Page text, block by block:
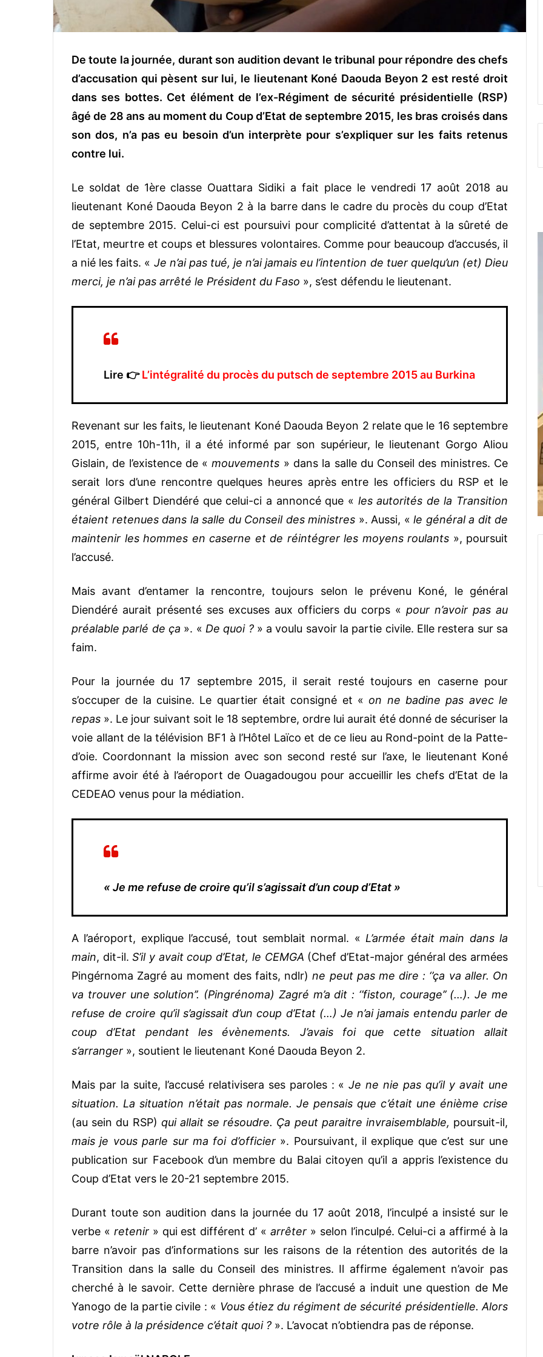
De toute la journée, durant son audition devant le tribunal pour répondre des chefs
d’accusation qui pèsent sur lui, le lieutenant Koné Daouda Beyon 2 est resté droit
dans ses bottes. Cet élément de l’ex-Régiment de sécurité présidentielle (RSP)
âgé de 28 ans au moment du Coup d’Etat de septembre 2015, les bras croisés dans
son dos, n’a pas eu besoin d’un interprète pour s’expliquer sur les faits retenus
contre lui.
Le soldat de 1ère classe Ouattara Sidiki a fait place le vendredi 17 août 2018 au
lieutenant Koné Daouda Beyon 2 à la barre dans le cadre du procès du coup d’Etat
de septembre 2015. Celui-ci est poursuivi pour complicité d’attentat à la sûreté de
l’Etat, meurtre et coups et blessures volontaires. Comme pour beaucoup d’accusés, il
a nié les faits. « Je n’ai pas tué, je n’ai jamais eu l’intention de tuer quelqu’un (et) Dieu
merci, je n’ai pas arrêté le Président du Faso », s’est défendu le lieutenant.
Lire 👉L’intégralité du procès du putsch de septembre 2015 au Burkina
Revenant sur les faits, le lieutenant Koné Daouda Beyon 2 relate que le 16 septembre
2015, entre 10h-11h, il a été informé par son supérieur, le lieutenant Gorgo Aliou
Gislain, de l’existence de «mouvements » dans la salle du Conseil des ministres. Ce
serait lors d’une rencontre quelques heures après entre les officiers du RSP et le
général Gilbert Diendéré que celui-ci a annoncé que « les autorités de la Transition
étaient retenues dans la salle du Conseil des ministres ». Aussi, « le général a dit de
maintenir les hommes en caserne et de réintégrer les moyens roulants », poursuit
l’accusé.
Mais avant d’entamer la rencontre, toujours selon le prévenu Koné, le général
Diendéré aurait présenté ses excuses aux officiers du corps «pour n’avoir pas au
préalable parlé de ça ». « De quoi ?» a voulu savoir la partie civile. Elle restera sur sa
faim.
Pour la journée du 17 septembre 2015, il serait resté toujours en caserne pour
s’occuper de la cuisine. Le quartier était consigné et « on ne badine pas avec le
repas ». Le jour suivant soit le 18 septembre, ordre lui aurait été donné de sécuriser la
voie allant de la télévision BF1 à l’Hôtel Laïco et de ce lieu au Rond-point de la Patte-
d’oie. Coordonnant la mission avec son second resté sur l’axe, le lieutenant Koné
affirme avoir été à l’aéroport de Ouagadougou pour accueillir les chefs d’Etat de la
CEDEAO venus pour la médiation.
« Je me refuse de croire qu’il s’agissait d’un coup d’Etat »
A l’aéroport, explique l’accusé, tout semblait normal. «L’armée était main dans la
main, dit-il. S’il y avait coup d’Etat, le CEMGA (Chef d’Etat-major général des armées
Pingérnoma Zagré au moment des faits, ndlr)ne peut pas me dire : ‘’ça va aller. On
va trouver une solution’’. (Pingrénoma) Zagré m’a dit : ‘’fiston, courage’’ (…). Je me
refuse de croire qu’il s’agissait d’un coup d’Etat (…) Je n’ai jamais entendu parler de
coup d’Etat pendant les évènements. J’avais foi que cette situation allait
s’arranger », soutient le lieutenant Koné Daouda Beyon 2.
Mais par la suite, l’accusé relativisera ses paroles : «Je ne nie pas qu’il y avait une
situation. La situation n’était pas normale. Je pensais que c’était une énième crise
(au sein du RSP) qui allait se résoudre. Ça peut paraitre invraisemblable, poursuit-il,
mais je vous parle sur ma foi d’officier». Poursuivant, il explique que c’est sur une
publication sur Facebook d’un membre du Balai citoyen qu’il a appris l’existence du
Coup d’Etat vers le 20-21 septembre 2015.
Durant toute son audition dans la journée du 17 août 2018, l’inculpé a insisté sur le
verbe « retenir» qui est différent d’ « arrêter» selon l’inculpé. Celui-ci a affirmé à la
barre n’avoir pas d’informations sur les raisons de la rétention des autorités de la
Transition dans la salle du Conseil des ministres. Il affirme également n’avoir pas
cherché à le savoir. Cette dernière phrase de l’accusé a induit une question de Me
Yanogo de la partie civile : « Vous étiez du régiment de sécurité présidentielle. Alors
votre rôle à la présidence c’était quoi ? ». L’avocat n’obtiendra pas de réponse.